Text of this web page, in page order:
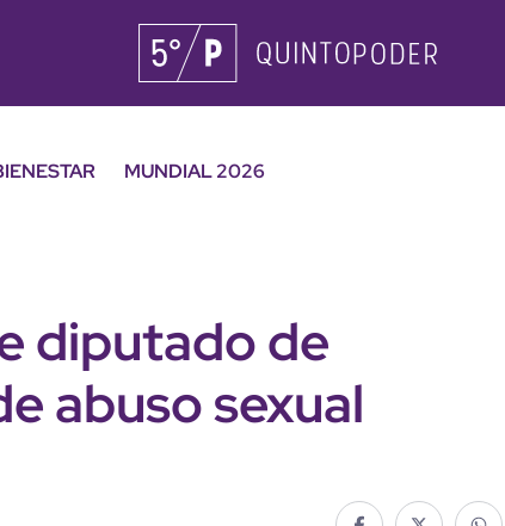
MUNDIAL 2026
diputado de
abuso sexual